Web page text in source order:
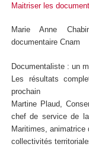
Maitriser les
Marie Anne
documentaire Cnam
Documentaliste : un
Les résultats
prochain
Martine Plaud,
chef de service de
Maritimes, animatrice
collectivités